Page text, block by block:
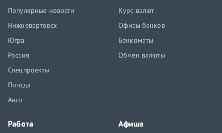
Популярные новости
Нижневартовск
Югра
Россия
Спецпроекты
Погода
Авто
Курс валют
Офисы банков
Банкоматы
Обмен валюты
Работа Афиша